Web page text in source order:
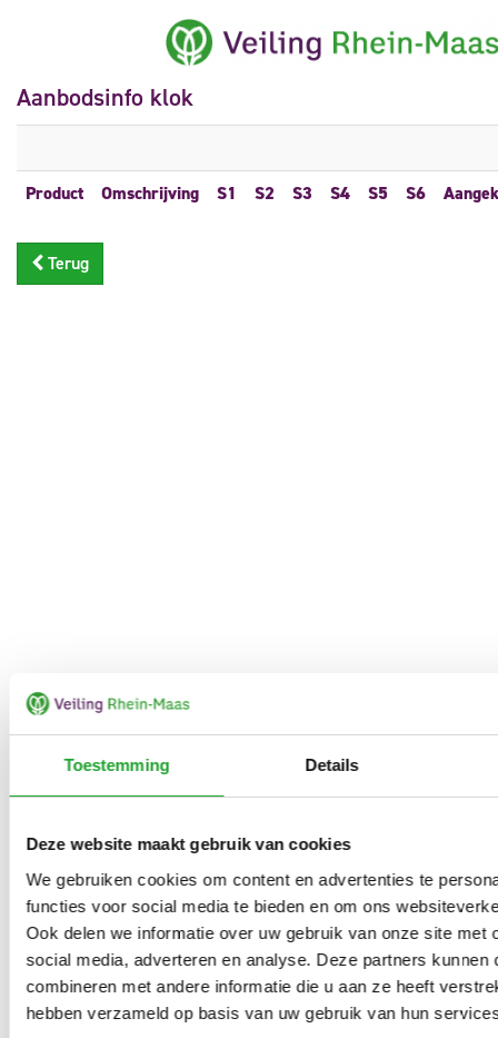
Toestemming Details
Deze website maakt gebruik van cookies
We gebruiken cookies om content en advertenties te
functies voor social media te bieden en om ons
Ook delen we informatie over uw gebruik van onze site met
social media, adverteren en analyse. Deze partners kunnen
combineren met andere informatie die u aan ze heeft
hebben verzameld op basis van uw gebruik van hun
Aanbodsinfo klok
Product Omschrijving S1 S2 S3 S4 S5 S6
Terug